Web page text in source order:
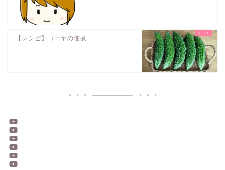
【レシピ】ゴーヤの佃煮